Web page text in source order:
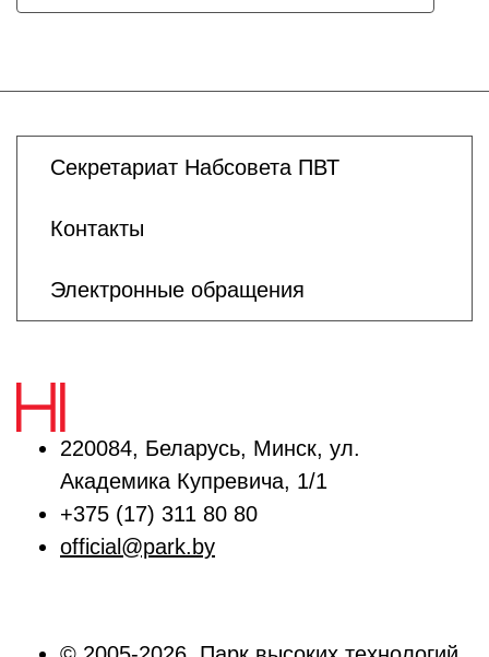
Секретариат Набсовета ПВТ
Контакты
Электронные обращения
220084, Беларусь, Минск, ул.
Академика Купревича, 1/1
+375 (17) 311 80 80
official@park.by